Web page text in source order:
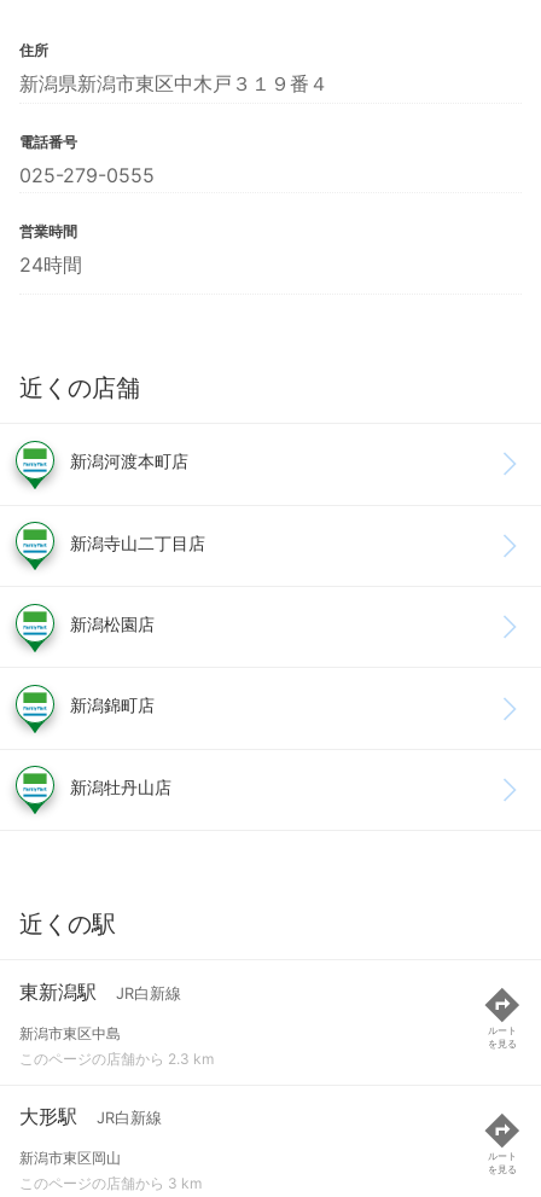
住所
新潟県新潟市東区中木戸３１９番４
電話番号
025-279-0555
営業時間
24時間
近くの店舗
新潟河渡本町店
新潟寺山二丁目店
新潟松園店
新潟錦町店
新潟牡丹山店
近くの駅
東新潟駅 JR白新線
新潟市東区中島
このページの店舗から 2.3 km
ルート
を見る
大形駅 JR白新線
新潟市東区岡山
このページの店舗から 3 km
ルート
を見る